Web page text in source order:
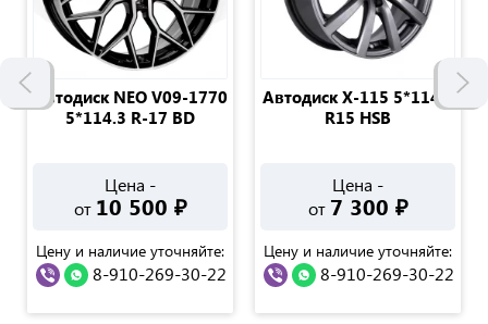
Автодиск NEO V09-1770
5*114.3 R-17 BD
Цена -
от 10 500 ₽
Цену и наличие уточняйте:
8-910-269-30-22
Автодиск Х-115 5*114,3
R15 HSB
Цена -
от 7 300 ₽
Цену и наличие уточняйте:
8-910-269-30-22